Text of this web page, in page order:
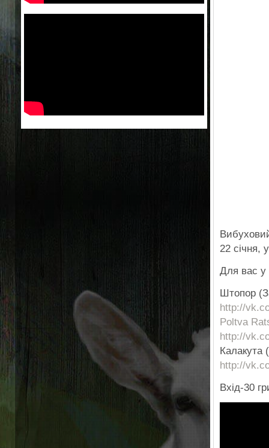
22 січня,
Для вас у
Штопор
http://
Poltva
http://
Калакута
http://
Вхід-30